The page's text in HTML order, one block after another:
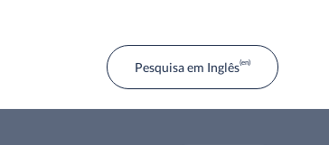
Pesquisa em Inglês